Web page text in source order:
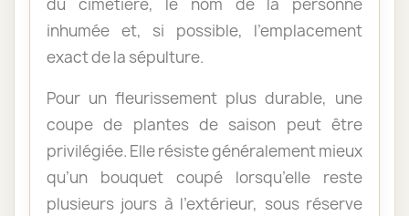
inhumée et, si possible, l’emplacement
exact de la sépulture.
Pour un fleurissement plus durable, une
coupe de plantes de saison peut être
privilégiée. Elle résiste généralement mieux
qu’un bouquet coupé lorsqu’elle reste
plusieurs jours à l’extérieur, sous réserve